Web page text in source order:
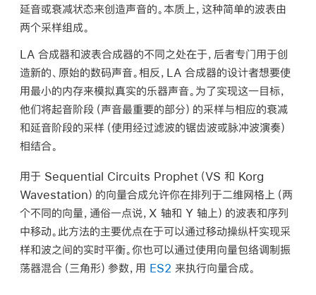
延音或衰减状态来创造声音的。本质上，这种简单的波表由
两个采样组成。
LA 合成器和波表合成器的不同之处在于，后者专门用于创
造新的、原始的数码声音。相反，LA 合成器的设计者想要使
用最小的内存来模拟真实的乐器声音。为了实现这一目标，
他们将起音阶段（声音最重要的部分）的采样与相应的衰减
和延音阶段的采样（使用经过滤波的锯齿波或脉冲波演奏）
相结合。
用于 Sequential Circuits Prophet（VS 和 Korg
Wavestation）的向量合成允许你在排列于二维网格上（两
个不同的向量，通俗一点说，X 轴和 Y 轴上）的波表和序列
中移动。此方法的主要优点在于可以通过移动操纵杆实现采
样和波之间的实时平衡。你也可以通过使用向量包络调制振
荡器混合（三角形）参数，用 ES2 来执行向量合成。